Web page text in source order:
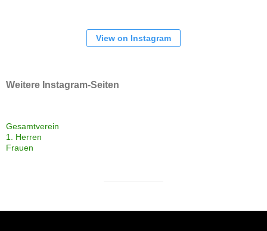
View on Instagram
Weitere Instagram-Seiten
Gesamtverein
1. Herren
Frauen